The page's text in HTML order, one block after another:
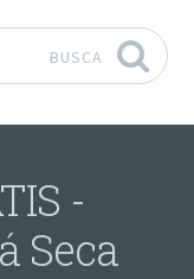
BUSCA
-
Seca